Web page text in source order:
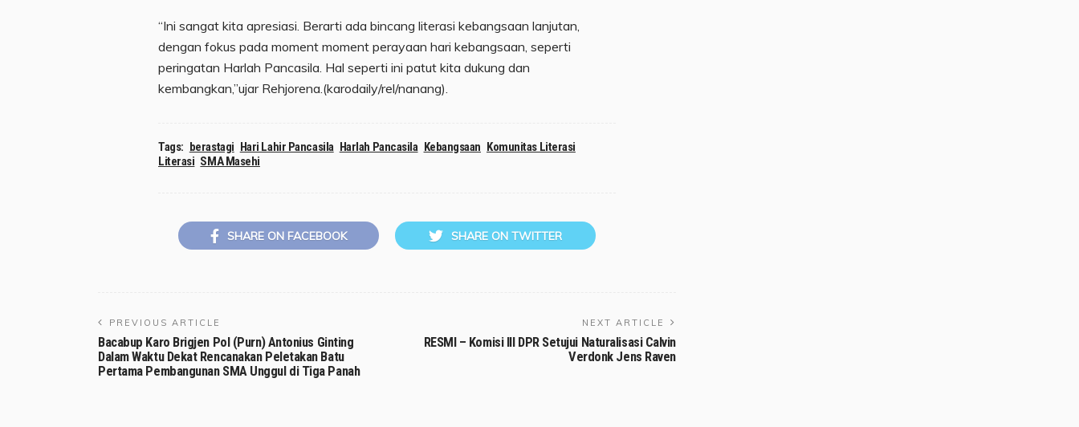
“Ini sangat kita apresiasi. Berarti ada bincang literasi kebangsaan lanjutan,
dengan fokus pada moment moment perayaan hari kebangsaan, seperti
peringatan Harlah Pancasila. Hal seperti ini patut kita dukung dan
kembangkan,”ujar Rehjorena.(karodaily/rel/nanang).
Tags: berastagi Hari Lahir Pancasila Harlah Pancasila Kebangsaan Komunitas Literasi
Literasi SMA Masehi
SHARE ON FACEBOOK SHARE ON TWITTER
PREVIOUS ARTICLE
Bacabup Karo Brigjen Pol (Purn) Antonius Ginting
Dalam Waktu Dekat Rencanakan Peletakan Batu
Pertama Pembangunan SMA Unggul di Tiga Panah
NEXT ARTICLE
RESMI – Komisi III DPR Setujui Naturalisasi Calvin
Verdonk Jens Raven